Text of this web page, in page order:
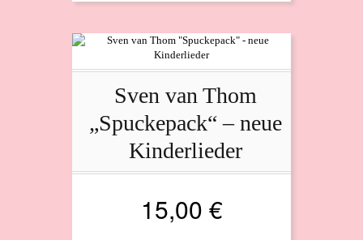
Varianten
auf.
Optionen
der
Produktseite
Sven van Thom
„Spuckepack“ – neue
Kinderlieder
15,00 €